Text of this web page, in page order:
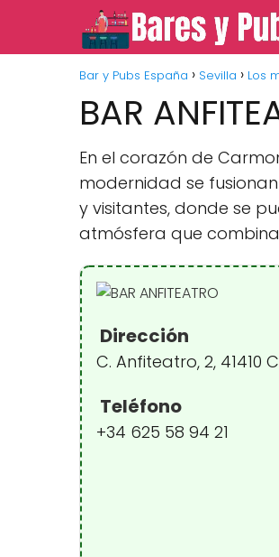
Bar y Pubs España Sevilla Los
BAR
En el corazón de
modernidad se
y visitantes, donde se
atmósfera que
Dirección
C. Anfiteatro, 2, 41410
Teléfono
+34 625 58 94 21